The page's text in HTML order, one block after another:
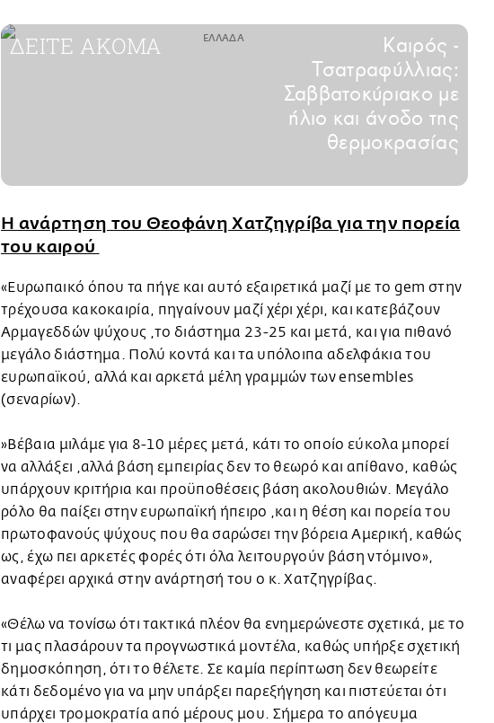
ΔΕΙΤΕ ΑΚΟΜΑ ΕΛΛΑΔΑ
Καιρός -
Τσατραφύλλιας:
Σαββατοκύριακο με
ήλιο και άνοδο της
θερμοκρασίας
Η ανάρτηση του Θεοφάνη Χατζηγρίβα για την πορεία
του καιρού
«Ευρωπαικό όπου τα πήγε και αυτό εξαιρετικά μαζί με το gem στην
τρέχουσα κακοκαιρία, πηγαίνουν μαζί χέρι χέρι, και κατεβάζουν
Αρμαγεδδών ψύχους ,το διάστημα 23-25 και μετά, και για πιθανό
μεγάλο διάστημα. Πολύ κοντά και τα υπόλοιπα αδελφάκια του
ευρωπαϊκού, αλλά και αρκετά μέλη γραμμών των ensembles
(σεναρίων).
»Βέβαια μιλάμε για 8-10 μέρες μετά, κάτι το οποίο εύκολα μπορεί
να αλλάξει ,αλλά βάση εμπειρίας δεν το θεωρό και απίθανο, καθώς
υπάρχουν κριτήρια και προϋποθέσεις βάση ακολουθιών. Μεγάλο
ρόλο θα παίξει στην ευρωπαϊκή ήπειρο ,και η θέση και πορεία του
πρωτοφανούς ψύχους που θα σαρώσει την βόρεια Αμερική, καθώς
ως, έχω πει αρκετές φορές ότι όλα λειτουργούν βάση ντόμινο»,
αναφέρει αρχικά στην ανάρτησή του ο κ. Χατζηγρίβας.
«Θέλω να τονίσω ότι τακτικά πλέον θα ενημερώνεστε σχετικά, με το
τι μας πλασάρουν τα προγνωστικά μοντέλα, καθώς υπήρξε σχετική
δημοσκόπηση, ότι το θέλετε. Σε καμία περίπτωση δεν θεωρείτε
κάτι δεδομένο για να μην υπάρξει παρεξήγηση και πιστεύεται ότι
υπάρχει τρομοκρατία από μέρους μου. Σήμερα το απόγευμα